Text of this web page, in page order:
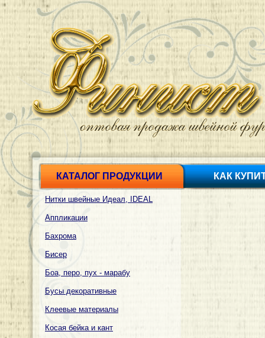
КАТАЛОГ ПРОДУКЦИИ КАК
Нитки швейные Идеал, IDEAL
Аппликации
Бахрома
Бисер
Боа, перо, пух - марабу
Бусы декоративные
Клеевые материалы
Косая бейка и кант